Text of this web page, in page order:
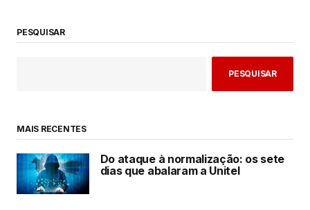
PESQUISAR
PESQUISAR
MAIS RECENTES
Do ataque à normalização: os sete
dias que abalaram a Unitel